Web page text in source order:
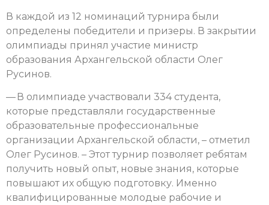
В каждой из 12 номинаций турнира были
определены победители и призеры. В закрытии
олимпиады принял участие министр
образования Архангельской области Олег
Русинов.
— В олимпиаде участвовали 334 студента,
которые представляли государственные
образовательные профессиональные
организации Архангельской области, – отметил
Олег Русинов. – Этот турнир позволяет ребятам
получить новый опыт, новые знания, которые
повышают их общую подготовку. Именно
квалифицированные молодые рабочие и